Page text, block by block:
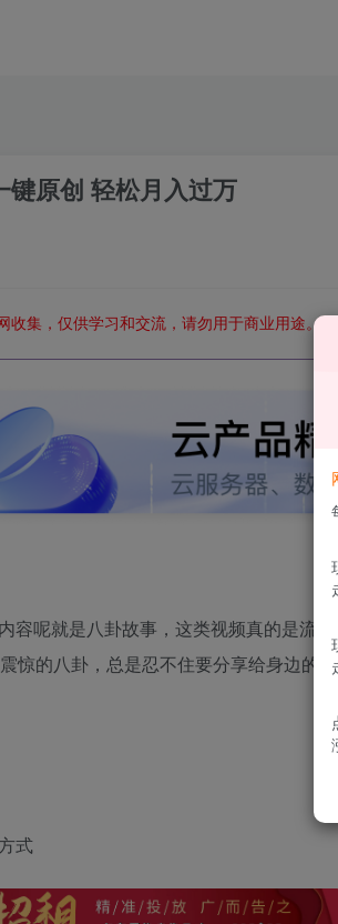
键原创 轻松月入过万
收集，仅供学习和交流，请勿用于商业用途。
容呢就是八卦故事，这类视频真的是流
惊的八卦，总是忍不住要分享给身边的
式